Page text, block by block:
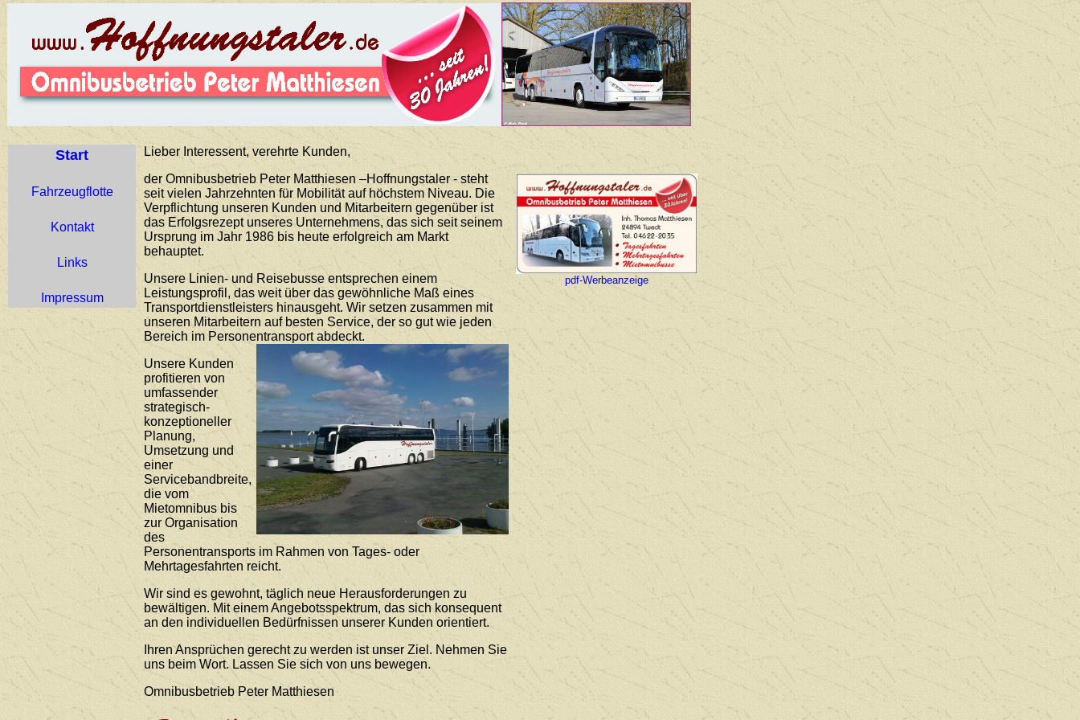
Start
Fahrzeugflotte
Kontakt
Links
Impressum
Lieber Interessent, verehrte Kunden,
der Omnibusbetrieb Peter Matthiesen –Hoffnungstaler - steht
seit vielen Jahrzehnten für Mobilität auf höchstem Niveau. Die
Verpflichtung unseren Kunden und Mitarbeitern gegenüber ist
das Erfolgsrezept unseres Unternehmens, das sich seit seinem
Ursprung im Jahr 1986 bis heute erfolgreich am Markt
behauptet.
Unsere Linien- und Reisebusse entsprechen einem
Leistungsprofil, das weit über das gewöhnliche Maß eines
Transportdienstleisters hinausgeht. Wir setzen zusammen mit
unseren Mitarbeitern auf besten Service, der so gut wie jeden
Bereich im Personentransport abdeckt.
Unsere Kunden
profitieren von
umfassender
strategisch-
konzeptioneller
Planung,
Umsetzung und
einer
Servicebandbreite,
die vom
Mietomnibus bis
zur Organisation
des
Personentransports im Rahmen von Tages- oder
Mehrtagesfahrten reicht.
Wir sind es gewohnt, täglich neue Herausforderungen zu
bewältigen. Mit einem Angebotsspektrum, das sich konsequent
an den individuellen Bedürfnissen unserer Kunden orientiert.
Ihren Ansprüchen gerecht zu werden ist unser Ziel. Nehmen Sie
uns beim Wort. Lassen Sie sich von uns bewegen.
Omnibusbetrieb Peter Matthiesen
pdf-Werbeanzeige